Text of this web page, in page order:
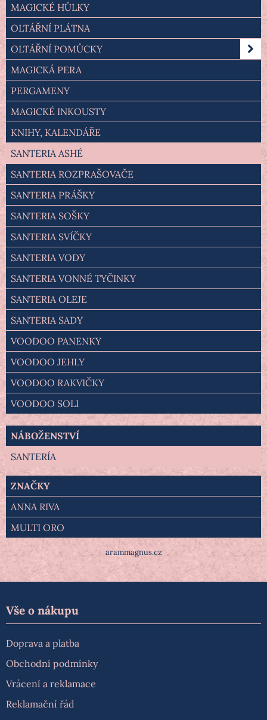
MAGICKÉ HŮLKY
OLTÁŘNÍ PLÁTNA
OLTÁŘNÍ POMŮCKY
MAGICKÁ PERA
PERGAMENY
MAGICKÉ INKOUSTY
KNIHY, KALENDÁŘE
SANTERIA ASHÉ
SANTERIA ROZPRAŠOVAČE
SANTERIA PRÁŠKY
SANTERIA SOŠKY
SANTERIA SVÍČKY
SANTERIA VODY
SANTERIA VONNÉ TYČINKY
SANTERIA OLEJE
SANTERIA SADY
VOODOO PANENKY
VOODOO JEHLY
VOODOO RAKVIČKY
VOODOO SOLI
NÁBOŽENSTVÍ
SANTERÍA
ZNAČKY
ANNA RIVA
MULTI ORO
arammagnus.cz
Vše o nákupu
Doprava a platba
Obchodní podmínky
Vrácení a reklamace
Reklamační řád